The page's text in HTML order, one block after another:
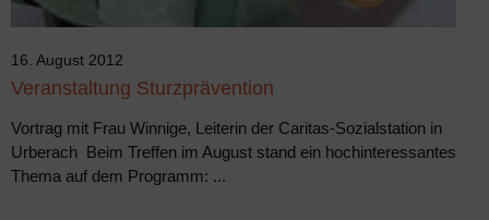
16. August 2012
Veranstaltung Sturzprävention
Vortrag mit Frau Winnige, Leiterin der Caritas-Sozialstation in
Urberach Beim Treffen im August stand ein hochinteressantes
Thema auf dem Programm: ...